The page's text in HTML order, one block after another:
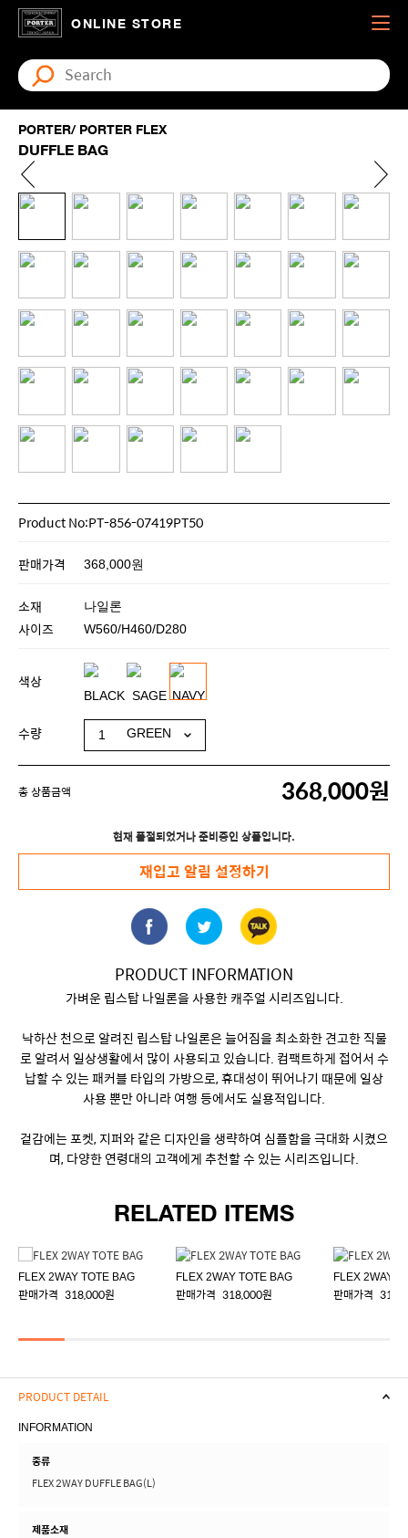
ONLINE STORE
PORTER/ PORTER FLEX
DUFFLE BAG
Product No:PT-856-07419PT50
판매가격 368,000원
소재 나일론
사이즈 W560/H460/D280
색상
수량
총 상품금액 368,000원
현재 품절되었거나 준비중인 상품입니다.
재입고 알림 설정하기
PRODUCT INFORMATION
가벼운 립스탑 나일론을 사용한 캐주얼 시리즈입니다.
낙하산 천으로 알려진 립스탑 나일론은 늘어짐을 최소화한 견고한 직물
로 알려서 일상생활에서 많이 사용되고 있습니다. 컴팩트하게 접어서 수
납할 수 있는 패커블 타입의 가방으로, 휴대성이 뛰어나기 때문에 일상
사용 뿐만 아니라 여행 등에서도 실용적입니다.
겉감에는 포켓, 지퍼와 같은 디자인을 생략하여 심플함을 극대화 시켰으
며, 다양한 연령대의 고객에게 추천할 수 있는 시리즈입니다.
RELATED ITEMS
FLEX 2WAY TOTE BAG
판매가격 318,000원
FLEX 2WAY TOTE BAG
판매가격 318,000원
FLEX 2WAY
판매가격
PRODUCT DETAIL
INFORMATION
종류
FLEX 2WAY DUFFLE BAG(L)
제품소재